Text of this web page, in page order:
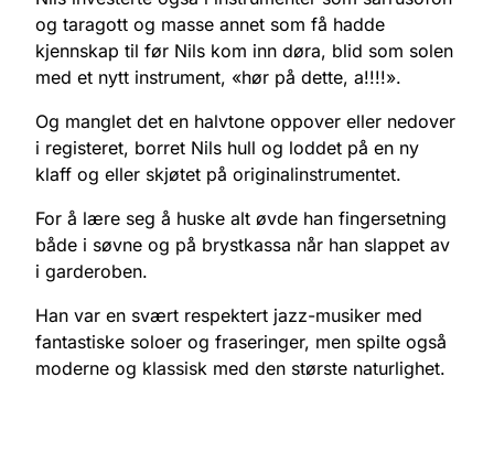
og taragott og masse annet som få hadde
kjennskap til før Nils kom inn døra, blid som solen
med et nytt instrument, «hør på dette, a!!!!».
Og manglet det en halvtone oppover eller nedover
i registeret, borret Nils hull og loddet på en ny
klaff og eller skjøtet på originalinstrumentet.
For å lære seg å huske alt øvde han fingersetning
både i søvne og på brystkassa når han slappet av
i garderoben.
Han var en svært respektert jazz-musiker med
fantastiske soloer og fraseringer, men spilte også
moderne og klassisk med den største naturlighet.